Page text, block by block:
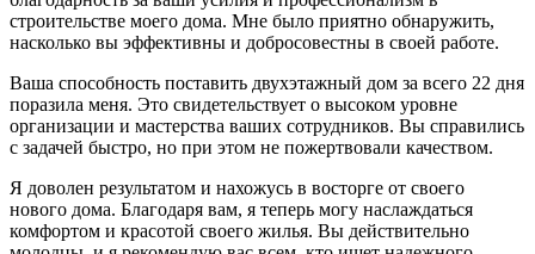
строительстве моего дома. Мне было приятно обнаружить,
насколько вы эффективны и добросовестны в своей работе.
Ваша способность поставить двухэтажный дом за всего 22 дня
поразила меня. Это свидетельствует о высоком уровне
организации и мастерства ваших сотрудников. Вы справились
с задачей быстро, но при этом не пожертвовали качеством.
Я доволен результатом и нахожусь в восторге от своего
нового дома. Благодаря вам, я теперь могу наслаждаться
комфортом и красотой своего жилья. Вы действительно